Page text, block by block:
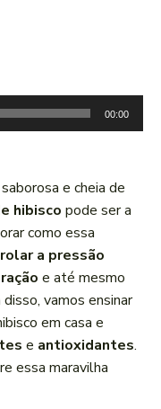
00:00
e cheia de
hibisco pode ser a
como essa
a pressão
e até mesmo
vamos ensinar
em casa e
e antioxidantes.
essa maravilha